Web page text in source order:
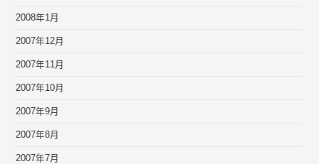
2008年1月
2007年12月
2007年11月
2007年10月
2007年9月
2007年8月
2007年7月